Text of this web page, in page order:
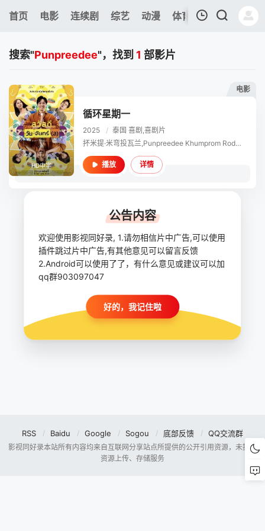
首页 电影 连续剧 综艺 动漫 体育 今日更新 热
我的观影记录
暂无观看影片的记录
搜索"Punpreedee"，找到 1 部影片
电影
HD中字
循环星期一
2025 / 泰国 喜剧,喜剧片
抔米提·米弯投瓦兰,Punpreedee Khumprom Rodsaward,查澈威·德查拉朋
播放 详情
RSS Baidu Google Sogou 底部反馈 QQ交流群
影视同好录本站所有内容均来自互联网分享站点所提供的公开引用资源，未提供
资源上传、存储服务
公告内容
欢迎使用影视同好录, 1.请勿相信片中广告,可以使用
插件跳过片中广告,有其他意见可以留言反馈
2.Android可以使用了了，有什么意见或建议可以加
qq群903097047
好的，我记住啦